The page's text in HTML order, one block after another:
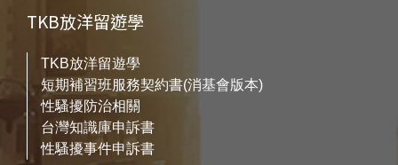
TKB放洋留遊學
TKB放洋留遊學
短期補習班服務契約書(消基會版本)
性騷擾防治相關
台灣知識庫申訴書
性騷擾事件申訴書